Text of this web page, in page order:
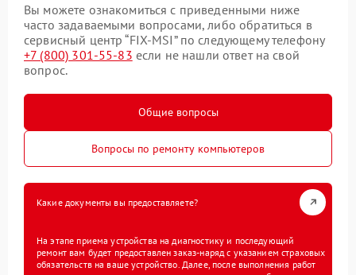
Вы можете ознакомиться с приведенными ниже
часто задаваемыми вопросами, либо обратиться в
сервисный центр “FIX-MSI” по следующему телефону
+7 (800) 301-55-83 если не нашли ответ на свой
вопрос.
Общие вопросы
Вопросы по ремонту компьютеров
Какие документы вы предоставляете?
На этапе приема устройства на диагностику и последующий
ремонт вам будет предоставлен заказ-наряд с указанием страховых
обязательств на ваше устройство. Далее, после выполнения работ